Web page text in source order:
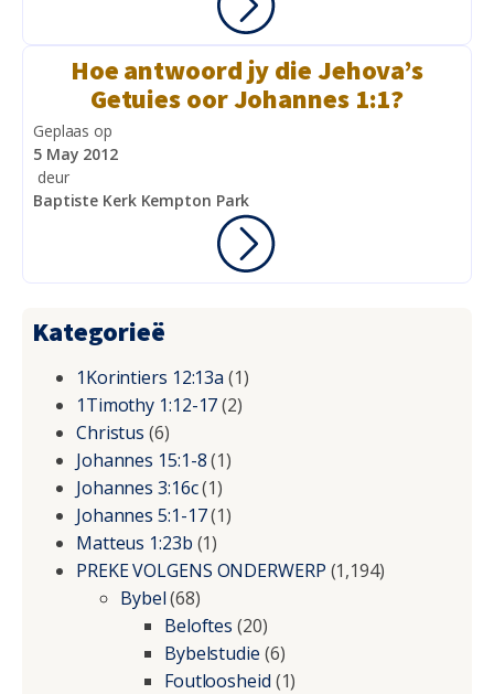
Hoe antwoord jy die Jehova’s
Getuies oor Johannes 1:1?
Geplaas op
5 May 2012
deur
Baptiste Kerk Kempton Park
Kategorieë
1Korintiers 12:13a (1)
1Timothy 1:12-17(2)
Christus (6)
Johannes 15:1-8(1)
Johannes 3:16c(1)
Johannes 5:1-17(1)
Matteus 1:23b (1)
PREKE VOLGENS ONDERWERP (1,194)
Bybel(68)
Beloftes (20)
Bybelstudie (6)
Foutloosheid (1)